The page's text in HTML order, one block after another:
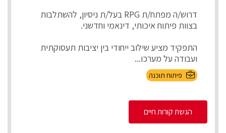
דרוש/ה מפתח/ת RPG בעל/ת ניסיון, להשתלבות
בצוות פיתוח איכותי, דינאמי וחדשני.
התפקיד מציע שילוב ייחודי בין יציבות תעסוקתית
ועבודה על מערכו...
פיתוח תוכנה
הגשת קורות חיים